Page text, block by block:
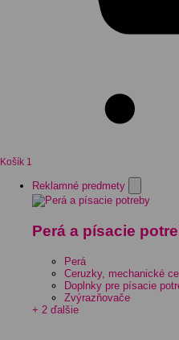
Košík 1
Reklamné predmety
Perá a písacie
Perá
Ceruzky, mechanické
Doplnky pre písacie
Zvýrazňovače
+ 2 ďalšie